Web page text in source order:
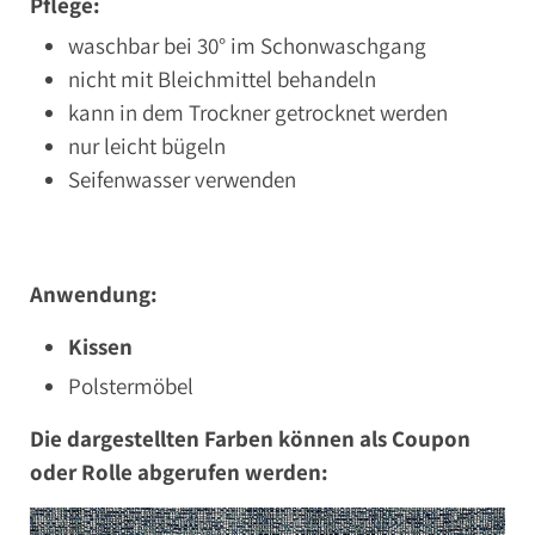
waschbar bei 30° im Schonwaschgang
nicht mit Bleichmittel behandeln
kann in dem Trockner getrocknet werden
nur leicht bügeln
Seifenwasser verwenden
Anwendung:
Kissen
Polstermöbel
Die dargestellten Farben können als Coupon
oder Rolle abgerufen werden: